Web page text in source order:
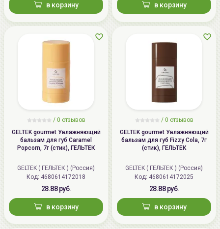
в корзину в корзину
/ 0 отзывов
GELTEK gourmet Увлажняющий
бальзам для губ Caramel
Popcorn, 7г (стик), ГЕЛЬТЕК
GELTEK ( ГЕЛЬТЕК ) (Россия)
Код: 4680614172018
28.88 руб.
в корзину
/ 0 отзывов
GELTEK gourmet Увлажняющий
бальзам для губ Fizzy Cola, 7г
(стик), ГЕЛЬТЕК
GELTEK ( ГЕЛЬТЕК ) (Россия)
Код: 4680614172025
28.88 руб.
в корзину